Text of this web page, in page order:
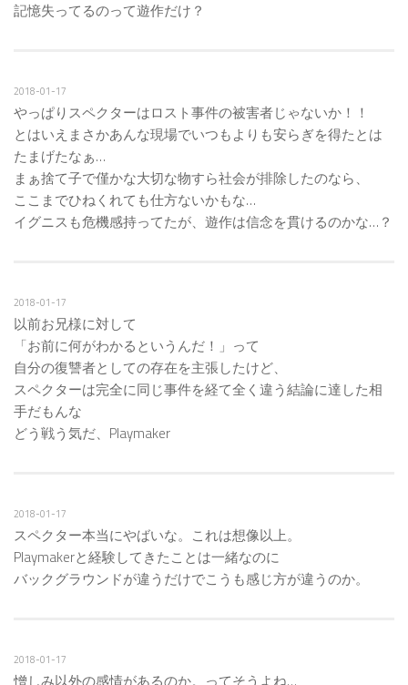
記憶失ってるのって遊作だけ？
2018-01-17
やっぱりスペクターはロスト事件の被害者じゃないか！！
とはいえまさかあんな現場でいつもよりも安らぎを得たとは
たまげたなぁ…
まぁ捨て子で僅かな大切な物すら社会が排除したのなら、
ここまでひねくれても仕方ないかもな…
イグニスも危機感持ってたが、遊作は信念を貫けるのかな…？
2018-01-17
以前お兄様に対して
「お前に何がわかるというんだ！」って
自分の復讐者としての存在を主張したけど、
スペクターは完全に同じ事件を経て全く違う結論に達した相
手だもんな
どう戦う気だ、Playmaker
2018-01-17
スペクター本当にやばいな。これは想像以上。
Playmakerと経験してきたことは一緒なのに
バックグラウンドが違うだけでこうも感じ方が違うのか。
2018-01-17